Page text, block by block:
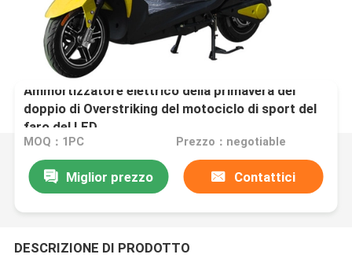
Ammortizzatore elettrico della primavera del
doppio di Overstriking del motociclo di sport del
faro del LED
MOQ：1PC Prezzo：negotiable
Miglior prezzo Contattici
DESCRIZIONE DI PRODOTTO